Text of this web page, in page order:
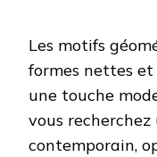
Les motifs
formes nettes
une touche
vous
contemporain,